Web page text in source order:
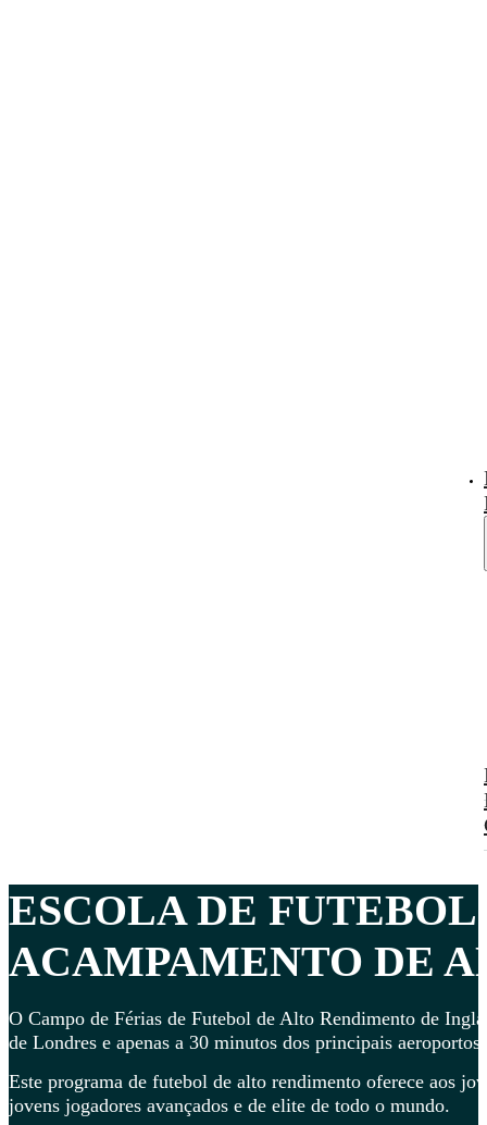
ESCOLA DE
ACAMPAMENTO DE
O Campo de Férias de Futebol de Alto Rendimento de
de Londres e apenas a 30 minutos dos principais aeroportos.
Este programa de futebol de alto rendimento oferece aos
jovens jogadores avançados e de elite de todo o mundo.